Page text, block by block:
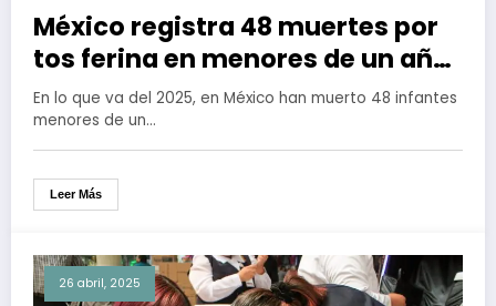
México registra 48 muertes por
tos ferina en menores de un año
y más de 500 casos de
sarampión
En lo que va del 2025, en México han muerto 48 infantes
menores de un…
Leer Más
26 abril, 2025